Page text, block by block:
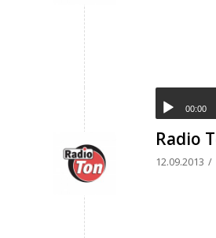
00:00
Radio
12.09.2013 /